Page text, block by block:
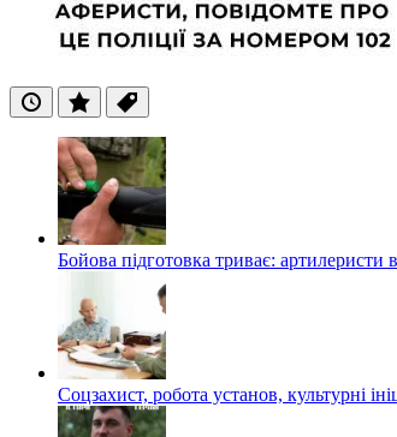
ОстанніПопулярні
Теги
Бойова підготовка триває: артилеристи
Соцзахист, робота установ, культурні